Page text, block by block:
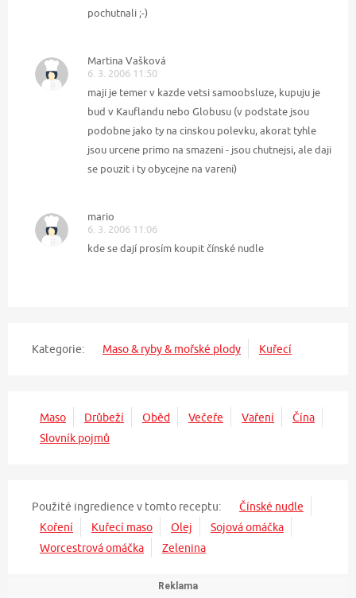
pochutnali ;-)
Martina Vašková
6. 3. 2006 11:50
maji je temer v kazde vetsi samoobsluze, kupuju je
bud v Kauflandu nebo Globusu (v podstate jsou
podobne jako ty na cinskou polevku, akorat tyhle
jsou urcene primo na smazeni - jsou chutnejsi, ale daji
se pouzit i ty obycejne na vareni)
mario
6. 3. 2006 11:06
kde se dají prosím koupit čínské nudle
Kategorie: Maso & ryby & mořské plody Kuřecí
Maso Drůbeží Oběd Večeře Vaření
Čína
Slovník pojmů
Použité ingredience v tomto receptu:
Čínské nudle
Koření
Kuřecí maso Olej
Sojová omáčka
Worcestrová omáčka
Zelenina